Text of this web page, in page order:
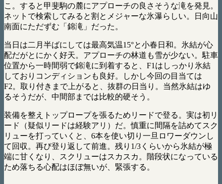
こ。すると甲斐駒の麓にアプローチの良さそうな滝を発見。
ネットで検索してみると割とメジャーな氷瀑らしい。日向山
南面にただずむ「錦滝」だった。
当日は二月半ばにしては最高気温15°と小春日和。氷結が心
配だがとにかく好天。アプローチの林道も雪が少ない。駐車
位置から一時間弱で錦滝に到着すると、F1はしっかり氷結
しておりコンディションも良好。しかし今回の目当ては
F2。取り付きまで上がると、抜群の日当り。当然氷結はゆ
るそうだが、中間部までは比較的硬そう。
装備を整えトップロープを張るためリードで登る。実は初リ
ード（疑似リードは経験アリ）だ。慎重に間隔を詰めてスク
リューを打っていくと、6本を使い切り一旦ロワーダウンし
て回収。再び登り返して前進。残り1/3くらいから氷結が極
端に甘くなり、スクリューはスカスカ。階段状になっている
ため落ちる心配はほぼ無いが、緊張する。